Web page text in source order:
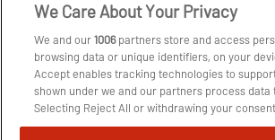
Spil ansvarligt
Administrer samtykke
Arkiv
Om os
We Care About Your Privacy
We and our1006partners store and access
browsing data or unique identifiers, on your
Accept enables tracking technologies to
shown under we and our partners process data
Selecting Reject All or withdrawing your
If trackers are disabled, some content and ads